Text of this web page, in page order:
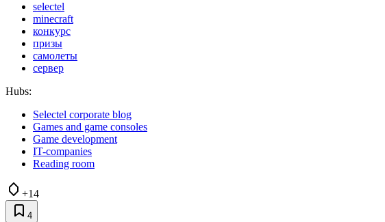
selectel
minecraft
конкурс
призы
самолеты
сервер
Hubs:
Selectel corporate blog
Games and game consoles
Game development
IT-companies
Reading room
+14
4